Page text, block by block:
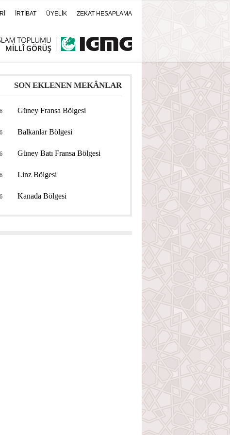
İRTİBAT ÜYELİK ZEKAT HESAPLAMA
SON EKLENEN MEKÂNLAR
Güney Fransa Bölgesi
Balkanlar Bölgesi
Güney Batı Fransa Bölgesi
Linz Bölgesi
Kanada Bölgesi